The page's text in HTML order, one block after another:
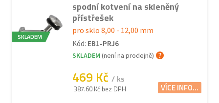
SKLADEM
spodní kotvení na skleněný
přístřešek
pro sklo 8,00 - 12,00 mm
Kód: EB1-PRJ6
SKLADEM (není na prodejně)
469 Kč / ks
387.60 Kč bez DPH VÍCE INFO...